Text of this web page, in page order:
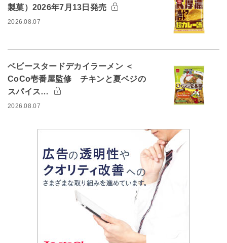
製菓）2026年7月13日発売
2026.08.07
ベビースタードデカイラーメン ＜
CoCo壱番屋監修 チキンと夏ベジの
スパイス…
2026.08.07